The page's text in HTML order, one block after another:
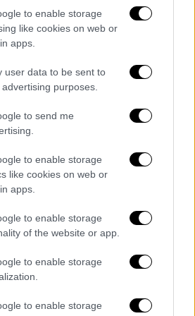
to enable storage
like cookies on web or
apps.
user data to be sent to
purposes.
to send me
to enable storage
like cookies on web or
apps.
to enable storage
of the website or app.
to enable storage
to enable storage
Ιουλίου, οι
είχαν ζητηθεί, τα
ζητηθεί για εκείνη την
μελών του
Κόμματος
Μυστική
να διατεθούν πόροι για
τον πρώην πρόεδρο είχε
την επίθεση.
που είχε
πρώην πρόεδρο είχε
σταθερά όσο
είπε η Τσίτλε. «Η
είναι πολιτική. Αποτελεί